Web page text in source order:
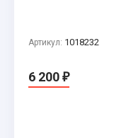
Артикул: 1018232
6 200 ₽